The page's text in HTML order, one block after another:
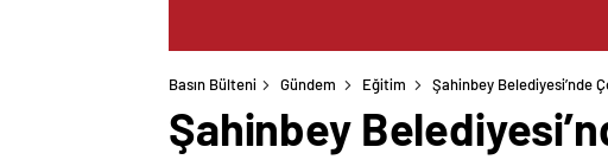
Basın Bülteni Gündem Eğitim Şahinbey Belediyesi’nde
Şahinbey